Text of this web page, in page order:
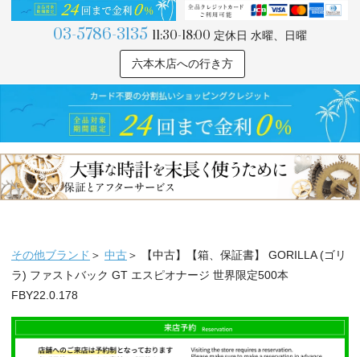
03-5786-3135 11:30-18:00 定休日 水曜、日曜
六本木店への行き方
その他ブランド ＞ 中古＞ 【中古】【箱、保証書】 GORILLA (ゴリ
ラ) ファストバック GT エスピオナージ 世界限定500本
FBY22.0.178